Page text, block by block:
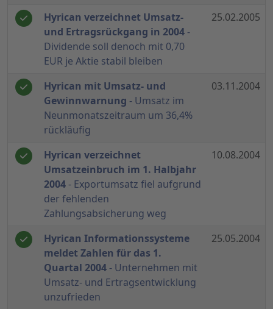
Hyrican verzeichnet Umsatz-
und Ertragsrückgang in 2004-
Dividende soll denoch mit 0,70
EUR je Aktie stabil bleiben
25.02.2005
Hyrican mit Umsatz- und
Gewinnwarnung - Umsatz im
Neunmonatszeitraum um 36,4%
rückläufig
03.11.2004
Hyrican verzeichnet
Umsatzeinbruch im 1. Halbjahr
2004- Exportumsatz fiel aufgrund
der fehlenden
Zahlungsabsicherung weg
10.08.2004
Hyrican Informationssysteme
meldet Zahlen für das 1.
Quartal 2004 - Unternehmen mit
Umsatz- und Ertragsentwicklung
unzufrieden
25.05.2004